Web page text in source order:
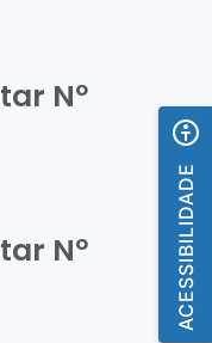
Nº
Nº
ACESSIBILIDADE